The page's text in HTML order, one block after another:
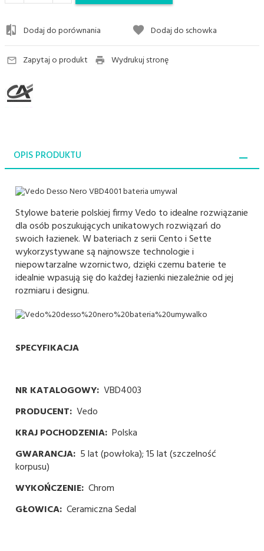
Dodaj do porównania Dodaj do schowka
Zapytaj o produkt Wydrukuj stronę
OPIS PRODUKTU
Stylowe baterie polskiej firmy Vedo to idealne rozwiązanie
dla osób poszukujących unikatowych rozwiązań do
swoich łazienek. W bateriach z serii Cento i Sette
wykorzystywane są najnowsze technologie i
niepowtarzalne wzornictwo, dzięki czemu baterie te
idealnie wpasują się do każdej łazienki niezależnie od jej
rozmiaru i designu.
SPECYFIKACJA
NR KATALOGOWY: VBD4003
PRODUCENT: Vedo
KRAJ POCHODZENIA: Polska
GWARANCJA: 5 lat (powłoka); 15 lat (szczelność
korpusu)
WYKOŃCZENIE: Chrom
GŁOWICA: Ceramiczna Sedal